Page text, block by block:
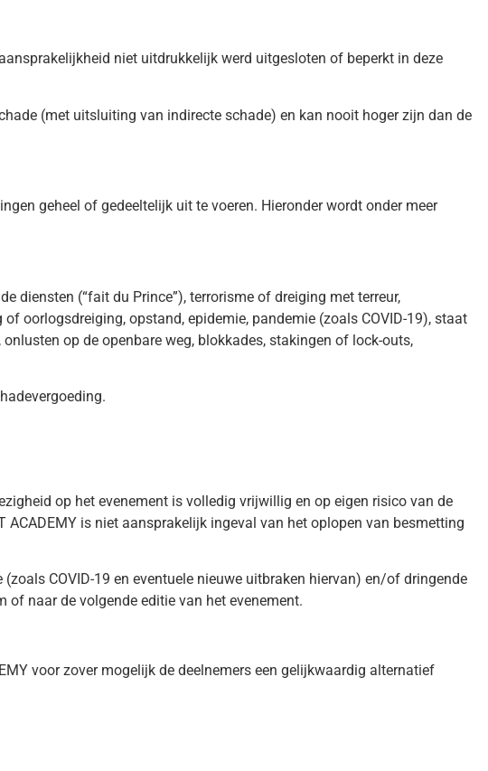
niet uitdrukkelijk werd uitgesloten of beperkt in deze
(met uitsluiting van indirecte schade) en kan nooit hoger zijn dan de
geheel of gedeeltelijk uit te voeren. Hieronder wordt onder meer
diensten (“fait du Prince”), terrorisme of dreiging met terreur,
oorlogsdreiging, opstand, epidemie, pandemie (zoals COVID-19), staat
op de openbare weg, blokkades, stakingen of lock-outs,
op het evenement is volledig vrijwillig en op eigen risico van de
ACADEMY is niet aansprakelijk ingeval van het oplopen van besmetting
(zoals COVID-19 en eventuele nieuwe uitbraken hiervan) en/of dringende
naar de volgende editie van het evenement.
voor zover mogelijk de deelnemers een gelijkwaardig alternatief